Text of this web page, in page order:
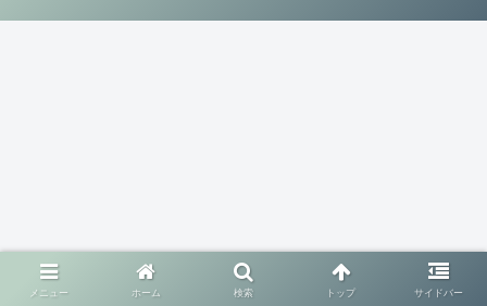
メニュー ホーム 検索 トップ サイドバー